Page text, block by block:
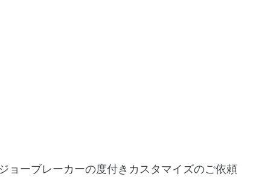
ョーブレーカーの度付きカスタマイズのご依頼